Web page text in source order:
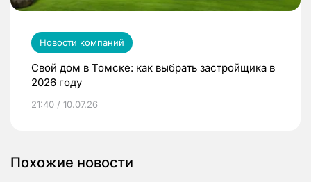
Новости компаний
Свой дом в Томске: как выбрать застройщика в
2026 году
21:40 / 10.07.26
Похожие новости